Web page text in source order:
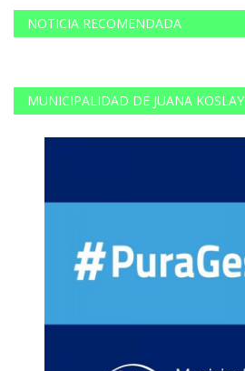
NOTICIA RECOMENDADA
MUNICIPALIDAD DE JUANA KOSLAY